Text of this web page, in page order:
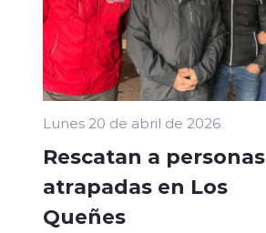
Lunes 20 de abril de 2026
Rescatan a personas
atrapadas en Los
Queñes